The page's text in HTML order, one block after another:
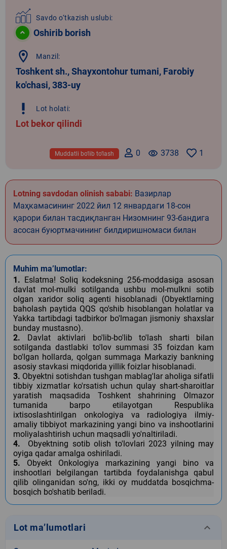
Savdo o‘tkazish uslubi:
Oshirib borish
location_on Manzil:
Toshkent sh., Shayxontohur tumani, Farobiy
ko'chasi, 383-uy
priority_high Lot holati:
Lot bekor qilindi
1
remove_red_eye 3738
0
Muddatli bo‘lib to‘lash
Lotning savdodan olinish sababi: Вазирлар
Маҳкамасининг 2022 йил 12 январдаги 18-сон
қарори билан тасдиқланган Низомнинг 93-бандига
асосан буюртмачининг билдиришномаси билан
Muhim ma’lumotlar:
1. Eslatma! Soliq kodeksning 256-moddasiga asosan
davlat mol-mulki sotilganda ushbu mol-mulkni sotib
olgan xaridor soliq agenti hisoblanadi (Obyektlarning
baholash paytida QQS qo'shib hisoblangan holatlar va
Yakka tartibdagi tadbirkor bo'lmagan jismoniy shaxslar
bunday mustasno).
2. Davlat aktivlari bo'lib-bo'lib to'lash sharti bilan
sotilganda dastlabki to'lov summasi 35 foizdan kam
bo'lgan hollarda, qolgan summaga Markaziy bankning
asosiy stavkasi miqdorida yillik foizlar hisoblanadi.
3. Obyektni sotishdan tushgan mablag'lar aholiga sifatli
tibbiy xizmatlar ko'rsatish uchun qulay shart-sharoitlar
yaratish maqsadida Toshkent shahrining Olmazor
tumanida barpo etilayotgan Respublika
ixtisoslashtirilgan onkologiya va radiologiya ilmiy-
amaliy tibbiyot markazining yangi bino va inshootlarini
moliyalashtirish uchun maqsadli yo'naltiriladi.
4. Obyektning sotib olish to'lovlari 2023 yilning may
oyiga qadar amalga oshiriladi.
5. Obyekt Onkologiya markazining yangi bino va
inshootlari belgilangan tartibda foydalanishga qabul
qilib olinganidan so'ng, ikki oy muddatda bosqichma-
bosqich bo'shatib beriladi.
Lot ma’lumotlari keyboard_arrow_down